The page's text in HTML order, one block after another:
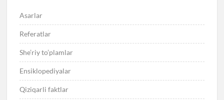
Asarlar
Referatlar
She’riy to’plamlar
Ensiklopediyalar
Qiziqarli faktlar